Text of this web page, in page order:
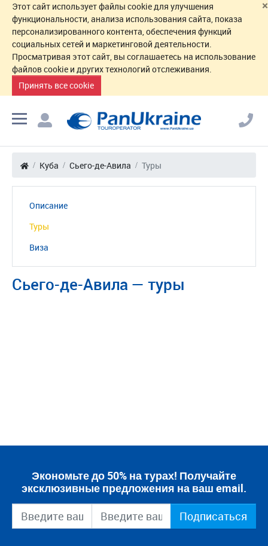
×
Этот сайт использует файлы cookie для улучшения
функциональности, анализа использования сайта, показа
персонализированного контента, обеспечения функций
социальных сетей и маркетинговой деятельности.
Просматривая этот сайт, вы соглашаетесь на использование
файлов cookie и других технологий отслеживания.
Принять все cookie
Куба Сьего-де-Авила Туры
Описание
Туры
Виза
Сьего-де-Авила — туры
Экономьте до 50% на турах! Получайте
эксклюзивные предложения на ваш email.
Подписаться